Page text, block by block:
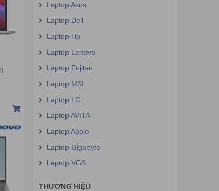
Laptop Asus
Laptop Dell
Laptop Hp
Laptop Lenovo
Laptop Fujitsu
Laptop MSI
Laptop LG
Laptop AVITA
Laptop Apple
Laptop Gigabyte
Laptop VGS
THƯƠNG HIỆU